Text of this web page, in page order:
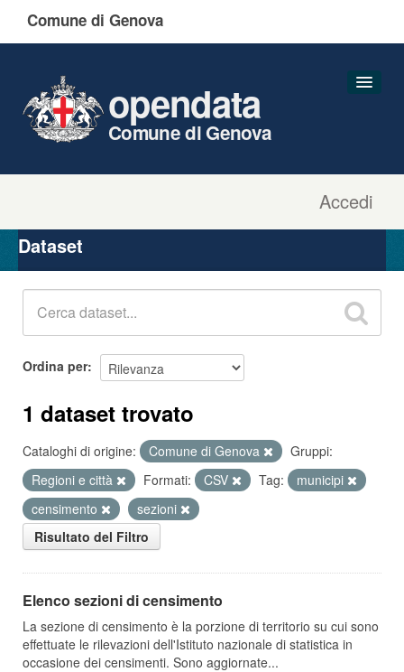
Comune di Genova
Accedi
opendata
Comune di Genova
Organizzazioni
Gruppi
Dataset
Ordina per
1 dataset trovato
Cataloghi di origine: Comune di Genova
Gruppi:
Regioni e città
Formati: CSV Tag:
municipi
censimento
sezioni
Risultato del Filtro
Elenco sezioni di censimento
La sezione di censimento è la porzione di territorio su cui sono
effettuate le rilevazioni dell'Istituto nazionale di statistica in
occasione dei censimenti. Sono aggiornate...